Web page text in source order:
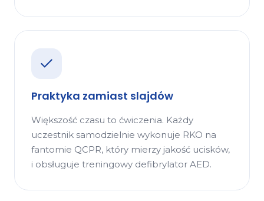
Praktyka zamiast slajdów
Większość czasu to ćwiczenia. Każdy
uczestnik samodzielnie wykonuje RKO na
fantomie QCPR, który mierzy jakość ucisków,
i obsługuje treningowy defibrylator AED.